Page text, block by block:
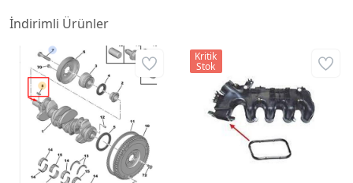
İndirimli Ürünler
Kritik
Stok